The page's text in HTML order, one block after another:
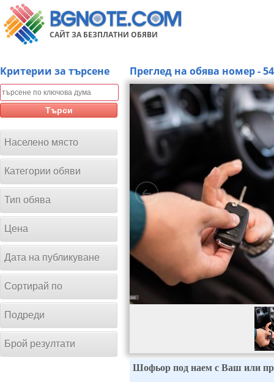
САЙТ ЗА БЕЗПЛАТНИ ОБЯВИ
Kритерии за търсене
Търси
Населено място
Категории обяви
Тип обява
Цена
Дата на публикуване
Сортирай по
Подреди
Брой резултати
Преглед на обява номер -
Шофьор под наем с Ваш или